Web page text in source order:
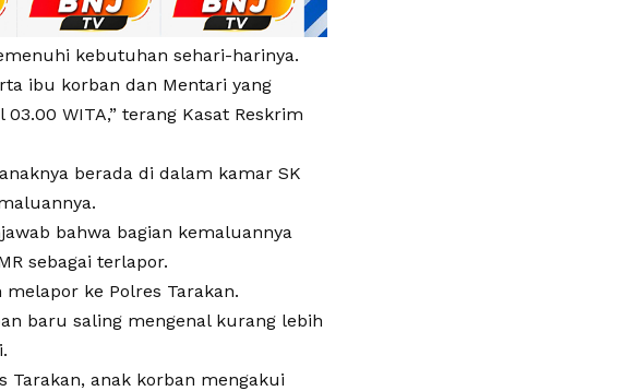
kebutuhan sehari-harinya.
ibu korban dan Mentari yang
WITA,” terang Kasat Reskrim
berada di dalam kamar SK
bahwa bagian kemaluannya
sebagai terlapor.
ke Polres Tarakan.
baru saling mengenal kurang lebih
Tarakan, anak korban mengakui